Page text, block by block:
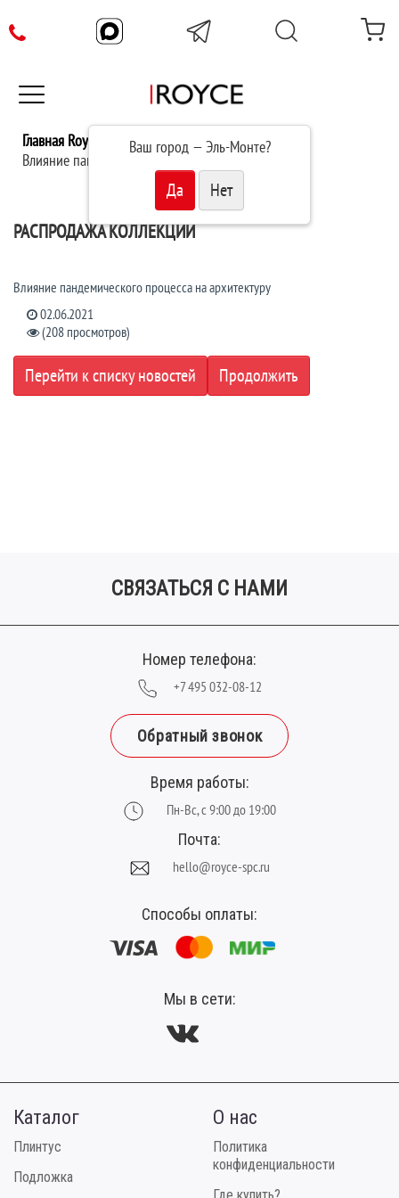
Ваш город —Эль-Монте?
Главная Royce
Список новостей
Влияние пандемии на архитектуру
РАСПРОДАЖА КОЛЛЕКЦИИ
Влияние пандемического процесса на архитектуру
02.06.2021
(208 просмотров)
Перейти к списку новостей Продолжить
СВЯЗАТЬСЯ С НАМИ
Номер телефона:
+7 495 032-08-12
Обратный звонок
Время работы:
Пн-Вс, с 9:00 до 19:00
Почта:
hello@royce-spc.ru
Способы оплаты:
Мы в сети:
Каталог
Плинтус
Подложка
О нас
Политика
конфиденциальности
Где купить?